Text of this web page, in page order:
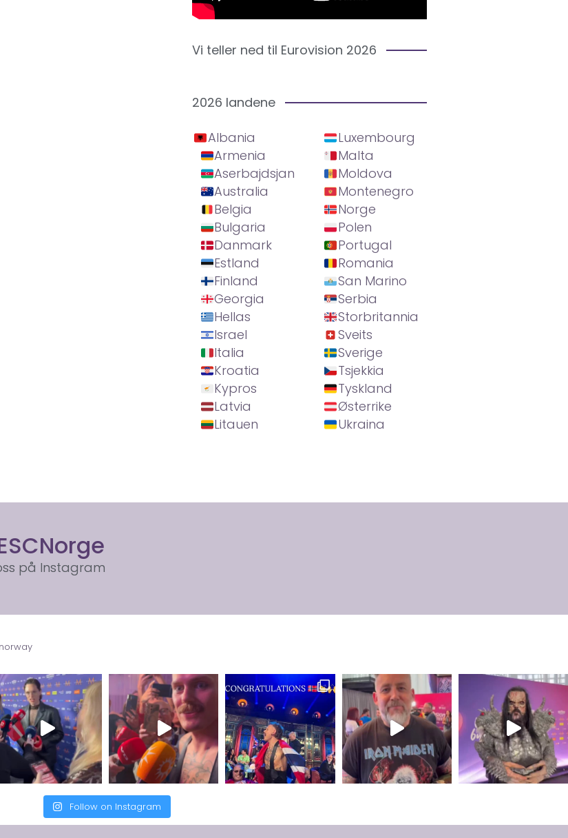
Vi teller ned til Eurovision 2026
2026 landene
Albania
Armenia
Aserbajdsjan
Australia
Belgia
Bulgaria
Danmark
Estland
Finland
Georgia
Hellas
Israel
Italia
Kroatia
Kypros
Latvia
Litauen
Luxembourg
Malta
Moldova
Montenegro
Norge
Polen
Portugal
Romania
San Marino
Serbia
Storbritannia
Sveits
Sverige
Tsjekkia
Tyskland
Østerrike
Ukraina
på Instagram
Follow on Instagram